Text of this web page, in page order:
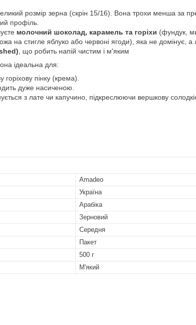
розмір зерна (скрін 15/16). Вона трохи менша за
профіль.
молочний шоколад, карамель та горіхи (фундук,
на стигле яблуко або червоні ягоди), яка не домінує, а
, що робить напій чистим і м'яким
ідеальна для:
горіхову пінку (крема).
дуже насиченою.
з лате чи капучино, підкреслюючи вершкову
Amadeo
Україна
Арабіка
Зерновий
Середня
Пакет
500 г
М'який